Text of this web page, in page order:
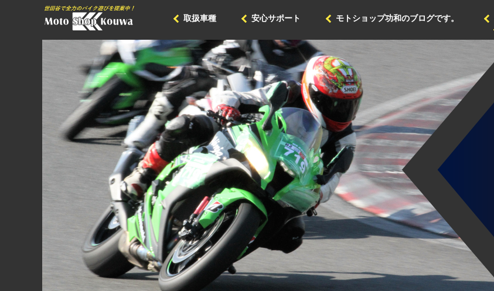
モトショップ功和のブログです。
安心サポート
取扱車種